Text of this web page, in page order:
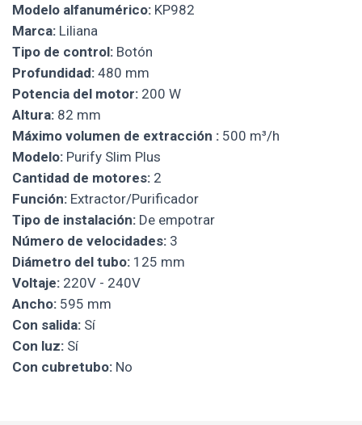
Modelo alfanumérico: KP982
Marca: Liliana
Tipo de control: Botón
Profundidad: 480 mm
Potencia del motor: 200 W
Altura: 82 mm
Máximo volumen de extracción : 500 m³/h
Modelo: Purify Slim Plus
Cantidad de motores: 2
Función: Extractor/Purificador
Tipo de instalación: De empotrar
Número de velocidades: 3
Diámetro del tubo: 125 mm
Voltaje: 220V - 240V
Ancho: 595 mm
Con salida: Sí
Con luz: Sí
Con cubretubo: No